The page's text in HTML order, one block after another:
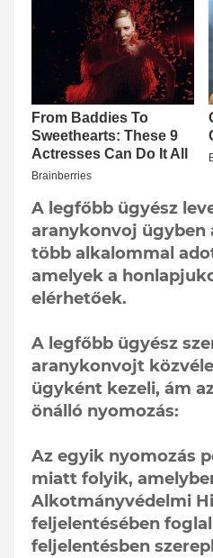
A legfőbb ügyész
aranykonvoj ügyben
több alkalommal
amelyek a
elérhetőek.
A legfőbb ügyész
aranykonvojt
ügyként kezeli, ám
önálló nyomozás:
Az egyik nyomozás
miatt folyik,
Alkotmányvédelmi
feljelentésében
feljelentésben